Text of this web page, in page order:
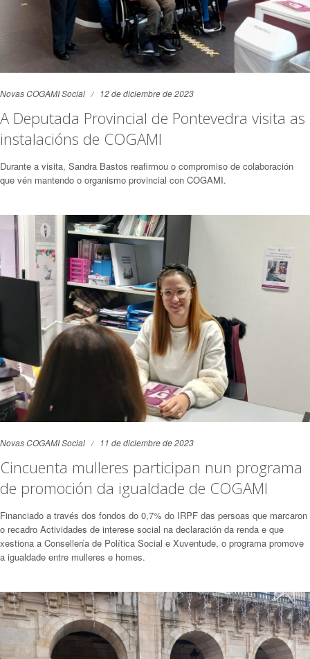
Novas COGAMI Social 12 de diciembre de 2023
A Deputada Provincial de Pontevedra visita as
instalacións de COGAMI
Durante a visita, Sandra Bastos reafirmou o compromiso de colaboración
que vén mantendo o organismo provincial con COGAMI.
Novas COGAMI Social 11 de diciembre de 2023
Cincuenta mulleres participan nun programa
de promoción da igualdade de COGAMI
Financiado a través dos fondos do 0,7% do IRPF das persoas que marcaron
o recadro Actividades de interese social na declaración da renda e que
xestiona a Consellería de Política Social e Xuventude, o programa promove
a igualdade entre mulleres e homes.